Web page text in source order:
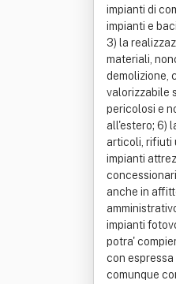
impianti di
impianti e
3) la
materiali,
demolizione,
valorizzabile
pericolosi e
all'estero; 6)
articoli, rifiuti
impianti
anche in
impianti
potra'
con
comunque